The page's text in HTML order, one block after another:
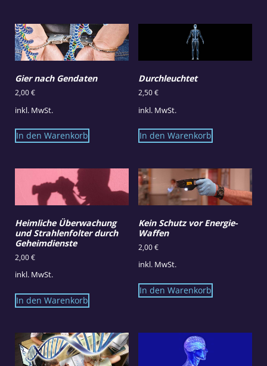
Gier nach Gendaten
2,00€
inkl. MwSt.
In den Warenkorb
Durchleuchtet
2,50€
inkl. MwSt.
In den Warenkorb
Heimliche Überwachung
und Strahlenfolter durch
Geheimdienste
2,00€
inkl. MwSt.
In den Warenkorb
Kein Schutz vor Energie-
Waffen
2,00€
inkl. MwSt.
In den Warenkorb